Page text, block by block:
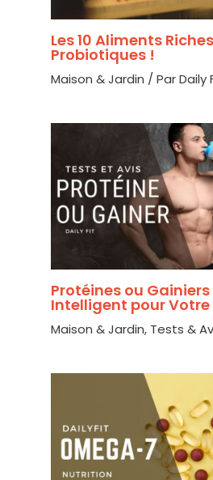
Les 10 Aliments
Probiotiques !
Maison & Jardin / ParDaily
Protéines ou Gainiers
Intelligent pour Votre
Maison & Jardin, Tests &